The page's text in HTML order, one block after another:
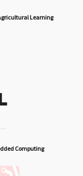
Learning
Computing